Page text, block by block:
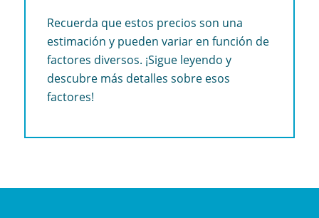
Recuerda que estos precios son una
estimación y pueden variar en función de
factores diversos. ¡Sigue leyendo y
descubre más detalles sobre esos
factores!